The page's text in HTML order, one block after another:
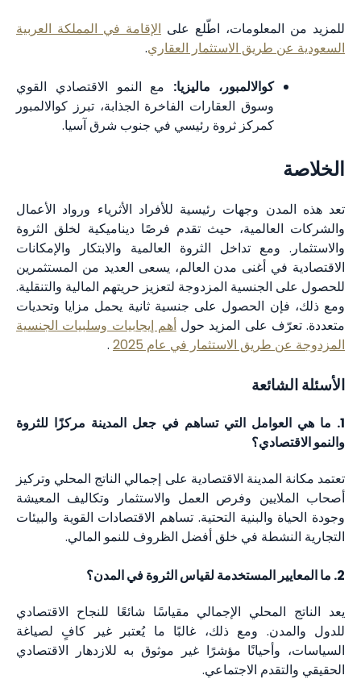
للمزيد من المعلومات، اطّلع على الإقامة في المملكة العربية
السعودية عن طريق الاستثمار العقاري.
كوالالمبور، ماليزيا: مع النمو الاقتصادي القوي
وسوق العقارات الفاخرة الجذابة، تبرز كوالالمبور
كمركز ثروة رئيسي في جنوب شرق آسيا.
الخلاصة
تعد هذه المدن وجهات رئيسية للأفراد الأثرياء ورواد الأعمال
والشركات العالمية، حيث تقدم فرصًا ديناميكية لخلق الثروة
والاستثمار. ومع تداخل الثروة العالمية والابتكار والإمكانات
الاقتصادية في أغنى مدن العالم، يسعى العديد من المستثمرين
للحصول على الجنسية المزدوجة لتعزيز حريتهم المالية والتنقلية.
ومع ذلك، فإن الحصول على جنسية ثانية يحمل مزايا وتحديات
متعددة. تعرّف على المزيد حولأهم إيجابيات وسلبيات الجنسية
المزدوجة عن طريق الاستثمار في عام 2025
.
الأسئلة الشائعة
1. ما هي العوامل التي تساهم في جعل المدينة مركزًا للثروة
والنمو الاقتصادي؟
تعتمد مكانة المدينة الاقتصادية على إجمالي الناتج المحلي وتركيز
أصحاب الملايين وفرص العمل والاستثمار وتكاليف المعيشة
وجودة الحياة والبنية التحتية. تساهم الاقتصادات القوية والبيئات
التجارية النشطة في خلق أفضل الظروف للنمو المالي.
2. ما المعايير المستخدمة لقياس الثروة في المدن؟
يعد الناتج المحلي الإجمالي مقياسًا شائعًا للنجاح الاقتصادي
للدول والمدن. ومع ذلك، غالبًا ما يُعتبر غير كافٍ لصياغة
السياسات، وأحيانًا مؤشرًا غير موثوق به للازدهار الاقتصادي
الحقيقي والتقدم الاجتماعي.